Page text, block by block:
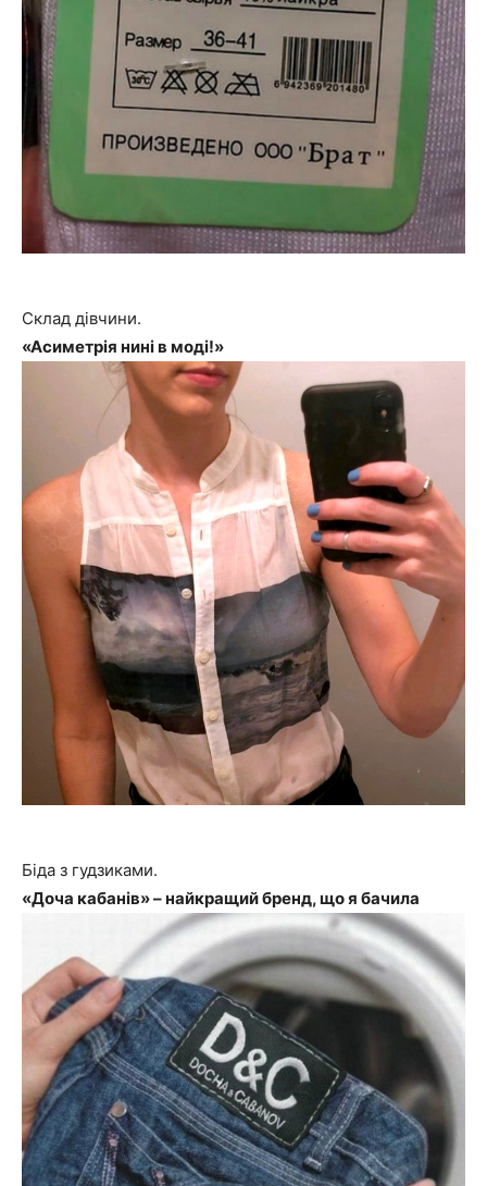
Склад дівчини.
«Асиметрія нині в моді!»
Біда з гудзиками.
«Доча кабанів» – найкращий бренд, що я бачила